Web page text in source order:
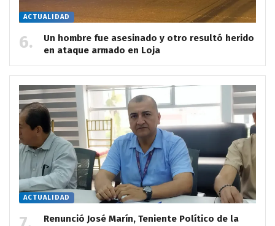
ACTUALIDAD
Un hombre fue asesinado y otro resultó herido
en ataque armado en Loja
ACTUALIDAD
Renunció José Marín, Teniente Político de la